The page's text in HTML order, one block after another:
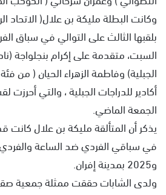
وكانت البطلة مليكة بن علال( الاتحاد
بلقبها الثالث على التوالي في سباق
السبت، متقدمة على إكرام بنجلواجة
الجبلية) وفاطمة الزهراء الحيان ( من
أكادير للدراجات الجبلية ، والتي
الجمعة الماضي.
يذكر أن المتألقة مليكة بن علال
و2025 بمدينة إفران.
ولدى الشابات حققت ممثلة جمعية